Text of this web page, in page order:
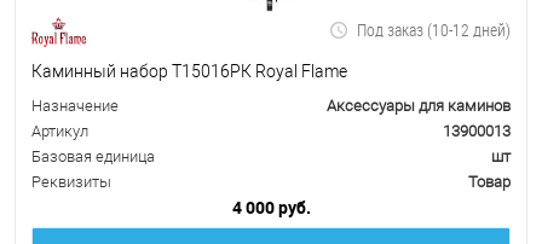
Под заказ (10-12 дней)
Каминный набор Т15016РК Royal Flame
Назначение
Аксессуары для каминов
Артикул
13900013
Базовая единица
шт
Реквизиты
Товар
4 000 руб.